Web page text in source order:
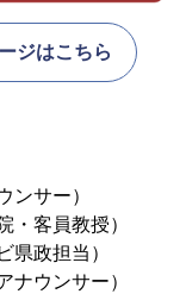
ジはこちら
ンサー）
・客員教授）
県政担当）
ナウンサー）